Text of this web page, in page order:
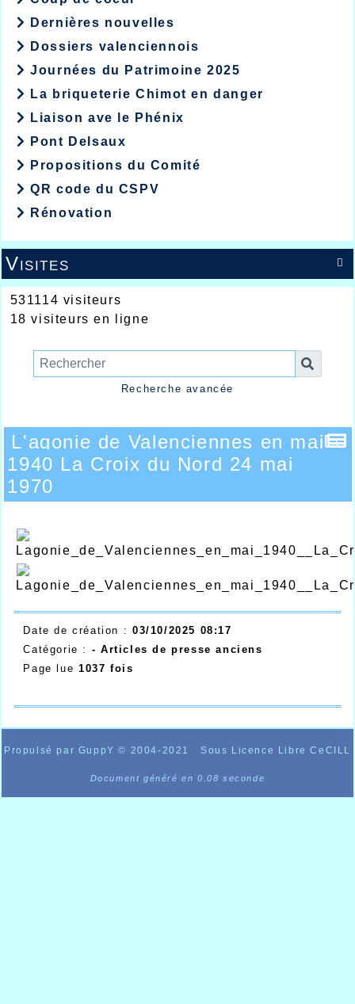
Dernières nouvelles
Dossiers valenciennois
Journées du Patrimoine 2025
La briqueterie Chimot en danger
Liaison ave le Phénix
Pont Delsaux
Propositions du Comité
QR code du CSPV
Rénovation

Visites
531114 visiteurs
18 visiteurs en ligne
Recherche avancée
L'agonie de Valenciennes en mai
1940 La Croix du Nord 24 mai
1970
Date de création : 03/10/2025 08:17
Catégorie : - Articles de presse anciens
Page lue 1037 fois
Propulsé par GuppY© 2004-2021 Sous Licence Libre CeCILL
Document généré en 0.08 seconde